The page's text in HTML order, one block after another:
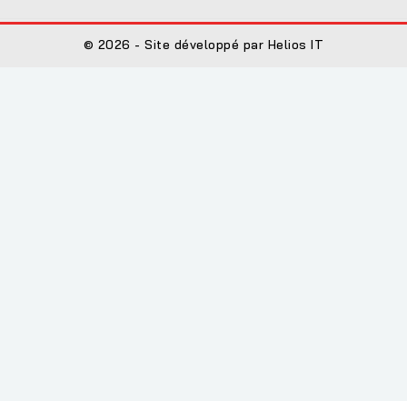
© 2026 - Site développé par Helios IT